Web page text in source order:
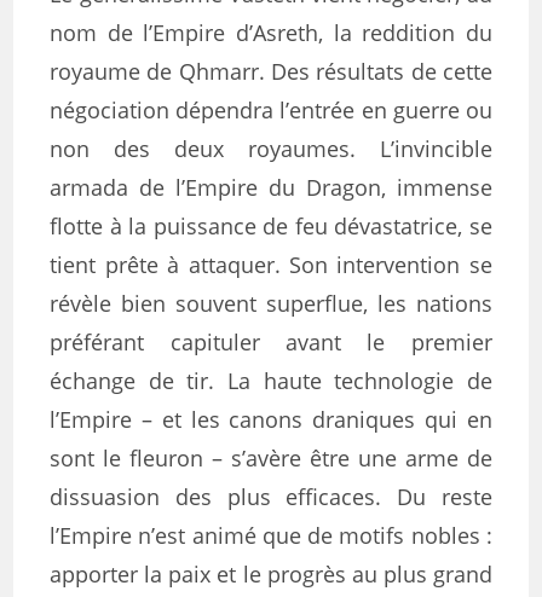
nom de l’Empire d’Asreth, la reddition du
royaume de Qhmarr. Des résultats de cette
négociation dépendra l’entrée en guerre ou
non des deux royaumes. L’invincible
armada de l’Empire du Dragon, immense
flotte à la puissance de feu dévastatrice, se
tient prête à attaquer. Son intervention se
révèle bien souvent superflue, les nations
préférant capituler avant le premier
échange de tir. La haute technologie de
l’Empire – et les canons draniques qui en
sont le fleuron – s’avère être une arme de
dissuasion des plus efficaces. Du reste
l’Empire n’est animé que de motifs nobles :
apporter la paix et le progrès au plus grand